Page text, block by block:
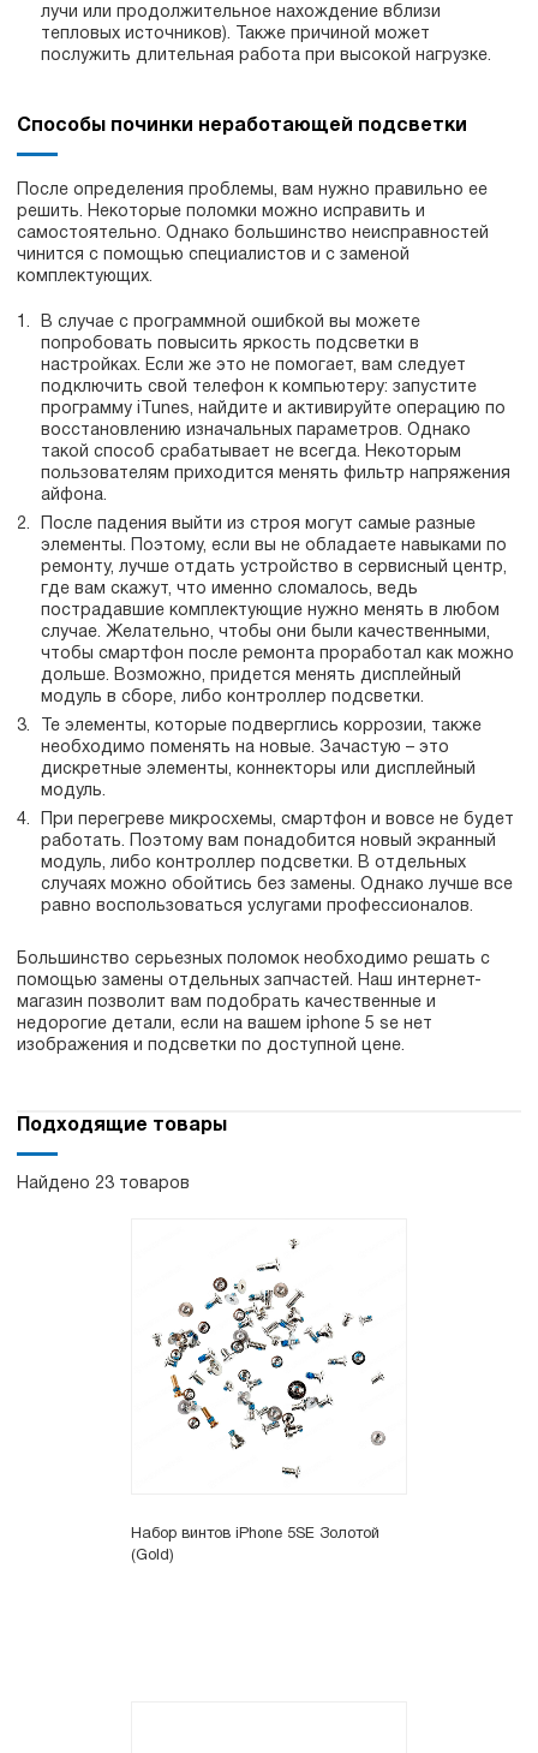
лучи или продолжительное нахождение вблизи
тепловых источников). Также причиной может
послужить длительная работа при высокой нагрузке.
Способы починки неработающей подсветки
После определения проблемы, вам нужно правильно ее
решить. Некоторые поломки можно исправить и
самостоятельно. Однако большинство неисправностей
чинится с помощью специалистов и с заменой
комплектующих.
В случае с программной ошибкой вы можете
попробовать повысить яркость подсветки в
настройках. Если же это не помогает, вам следует
подключить свой телефон к компьютеру: запустите
программу iTunes, найдите и активируйте операцию по
восстановлению изначальных параметров. Однако
такой способ срабатывает не всегда. Некоторым
пользователям приходится менять фильтр напряжения
айфона.
После падения выйти из строя могут самые разные
элементы. Поэтому, если вы не обладаете навыками по
ремонту, лучше отдать устройство в сервисный центр,
где вам скажут, что именно сломалось, ведь
пострадавшие комплектующие нужно менять в любом
случае. Желательно, чтобы они были качественными,
чтобы смартфон после ремонта проработал как можно
дольше. Возможно, придется менять дисплейный
модуль в сборе, либо контроллер подсветки.
Те элементы, которые подверглись коррозии, также
необходимо поменять на новые. Зачастую – это
дискретные элементы, коннекторы или дисплейный
модуль.
При перегреве микросхемы, смартфон и вовсе не будет
работать. Поэтому вам понадобится новый экранный
модуль, либо контроллер подсветки. В отдельных
случаях можно обойтись без замены. Однако лучше все
равно воспользоваться услугами профессионалов.
Большинство серьезных поломок необходимо решать с
помощью замены отдельных запчастей. Наш интернет-
магазин позволит вам подобрать качественные и
недорогие детали, если на вашем iphone 5 se нет
изображения и подсветки по доступной цене.
Подходящие товары
Найдено 23 товаров
Набор винтов iPhone 5SE Золотой
(Gold)